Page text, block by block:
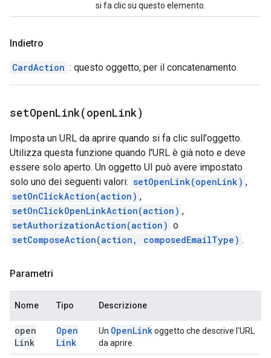
si fa clic su questo elemento.
Indietro
CardAction : questo oggetto, per il concatenamento.
setOpenLink(openLink)
Imposta un URL da aprire quando si fa clic sull'oggetto.
Utilizza questa funzione quando l'URL è già noto e deve
essere solo aperto. Un oggetto UI può avere impostato
solo uno dei seguenti valori: setOpenLink(openLink) ,
setOnClickAction(action) ,
setOnClickOpenLinkAction(action) ,
setAuthorizationAction(action) o
setComposeAction(action, composedEmailType) .
Parametri
Nome Tipo Descrizione
open
Link
Open
Link
Un OpenLinkoggetto che descrive l'URL
da aprire.